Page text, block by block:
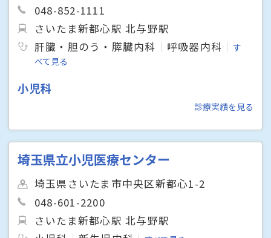
048-852-1111
さいたま新都心駅 北与野駅
肝臓・胆のう・膵臓内科
呼吸器内科
す
べて見る
小児科
診療実績を見る
埼玉県立小児医療センター
埼玉県さいたま市中央区新都心1-2
048-601-2200
さいたま新都心駅 北与野駅